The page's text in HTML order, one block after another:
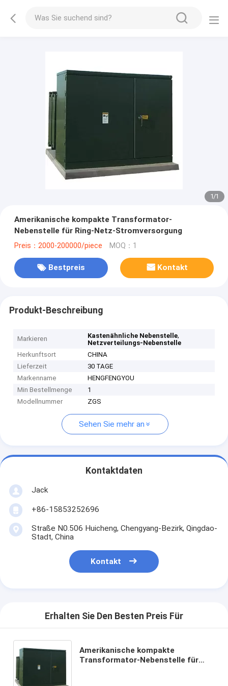
1/1
Amerikanische kompakte Transformator-
Nebenstelle für Ring-Netz-Stromversorgung
Preis：2000-200000/piece MOQ：1
Bestpreis Kontakt
Produkt-Beschreibung
Markieren Kastenähnliche Nebenstelle,
Netzverteilungs-Nebenstelle
Herkunftsort
CHINA
Lieferzeit
30 TAGE
Markenname
HENGFENGYOU
Min Bestellmenge
1
Modellnummer
ZGS
Sehen Sie mehr an
Kontaktdaten
Jack
+86-15853252696
Straße N0.506 Huicheng, Chengyang-Bezirk, Qingdao-
Stadt, China
Kontakt
Erhalten Sie Den Besten Preis Für
Amerikanische kompakte
Transformator-Nebenstelle für